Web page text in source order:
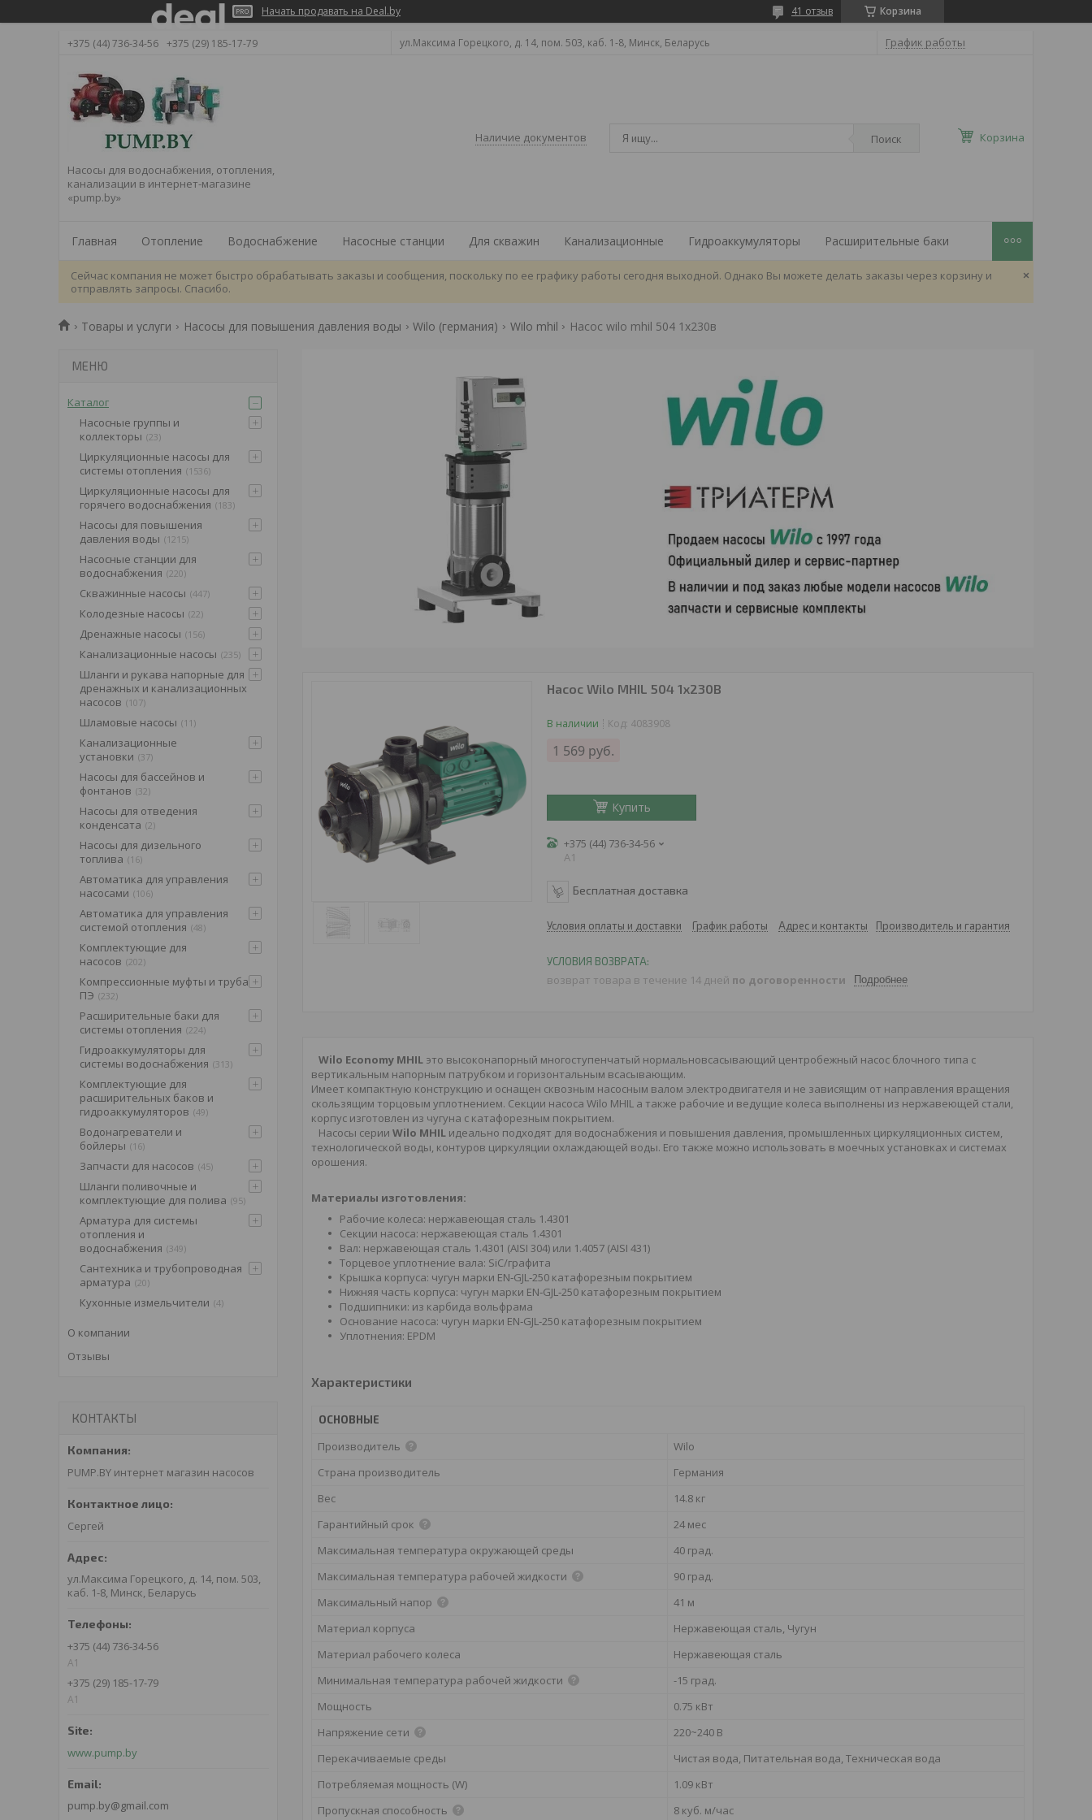
Начать продавать на Deal.by Корзина
41 отзыв
+375 (44) 736-34-56 +375 (29) 185-17-79 ул.Максима Горецкого, д. 14, пом. 503, каб. 1-8, Минск, Беларусь График работы
Насосы для водоснабжения, отопления,
канализации в интернет-магазине
«pump.by»
Наличие документов Поиск Корзина
Главная Отопление Водоснабжение Насосные станции Для скважин Канализационные Гидроаккумуляторы Расширительные баки
Сейчас компания не может быстро обрабатывать заказы и сообщения, поскольку по ее графику работы сегодня выходной. Однако Вы можете делать заказы через корзину и
отправлять запросы. Спасибо.
Товары и услуги Насосы для повышения давления воды Wilo (германия) Wilo mhil Насос wilo mhil 504 1х230в
Насос Wilo MHIL 504 1х230В
В наличии Код: 4083908
1 569 руб.
Купить
+375 (44) 736-34-56
A1
Бесплатная доставка
Условия оплаты и доставки График работы Адрес и контакты Производитель и гарантия
возврат товара в течение 14 дней по договоренности Подробнее
Wilo Economy MHIL это высоконапорный многоступенчатый нормальновсасывающий центробежный насос блочного типа с
вертикальным напорным патрубком и горизонтальным всасывающим.
Имеет компактную конструкцию и оснащен сквозным насосным валом электродвигателя и не зависящим от направления вращения
скользящим торцовым уплотнением. Секции насоса Wilo MHIL а также рабочие и ведущие колеса выполнены из нержавеющей стали,
корпус изготовлен из чугуна с катафорезным покрытием.
Насосы серии Wilo MHIL идеально подходят для водоснабжения и повышения давления, промышленных циркуляционных систем,
технологической воды, контуров циркуляции охлаждающей воды. Его также можно использовать в моечных установках и системах
орошения.
Материалы изготовления:
Рабочие колеса: нержавеющая сталь 1.4301
Секции насоса: нержавеющая сталь 1.4301
Вал: нержавеющая сталь 1.4301 (AISI 304) или 1.4057 (AISI 431)
Торцевое уплотнение вала: SiC/графита
Крышка корпуса: чугун марки EN‐GJL‐250 катафорезным покрытием
Нижняя часть корпуса: чугун марки EN‐GJL‐250 катафорезным покрытием
Подшипники: из карбида вольфрама
Основание насоса: чугун марки EN‐GJL‐250 катафорезным покрытием
Уплотнения: EPDM
Характеристики
ОСНОВНЫЕ
Производитель
Wilo
Страна производитель
Германия
Вес
14.8 кг
Гарантийный срок
24 мес
Максимальная температура окружающей среды
40 град.
Максимальная температура рабочей жидкости
90 град.
Максимальный напор
41 м
Материал корпуса
Нержавеющая сталь, Чугун
Материал рабочего колеса
Нержавеющая сталь
Минимальная температура рабочей жидкости
-15 град.
Мощность
0.75 кВт
Напряжение сети
220~240 В
Перекачиваемые среды
Чистая вода, Питательная вода, Техническая вода
Потребляемая мощность (W)
1.09 кВт
Пропускная способность
8 куб. м/час
Каталог
Насосные группы и
коллекторы 23
Циркуляционные насосы для
системы отопления
1536
Циркуляционные насосы для
горячего водоснабжения
183
Насосы для повышения
давления воды
1215
Насосные станции для
водоснабжения 220
Скважинные насосы 447
Колодезные насосы 22
Дренажные насосы 156
Канализационные насосы 235
Шланги и рукава напорные для
дренажных и канализационных
насосов
107
Шламовые насосы 11
Канализационные
установки 37
Насосы для бассейнов и
фонтанов 32
Насосы для отведения
конденсата 2
Насосы для дизельного
топлива
16
Автоматика для управления
насосами
106
Автоматика для управления
системой отопления 48
Комплектующие для
насосов 202
Компрессионные муфты и труба
ПЭ 232
Расширительные баки для
системы отопления 224
Гидроаккумуляторы для
системы водоснабжения 313
Комплектующие для
расширительных баков и
гидроаккумуляторов 49
Водонагреватели и
бойлеры
16
Запчасти для насосов 45
Шланги поливочные и
комплектующие для полива 95
Арматура для системы
отопления и
водоснабжения 349
Сантехника и трубопроводная
арматура 20
Кухонные измельчители 4
О компании
Отзывы
КОНТАКТЫ
PUMP.BY интернет магазин насосов
Сергей
ул.Максима Горецкого, д. 14, пом. 503,
каб. 1-8, Минск, Беларусь
+375 (44) 736-34-56
A1
+375 (29) 185-17-79
A1
www.pump.by
pump.by@gmail.com